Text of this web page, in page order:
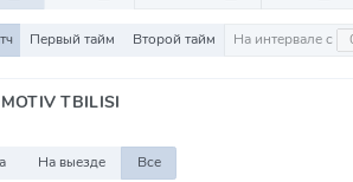
Первый тайм Второй тайм На интервале с
TBILISI
На выезде Все